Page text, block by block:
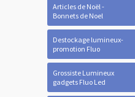
Articles de Noël -
Bonnets de Noel
Destockage lumineux-
promotion Fluo
Grossiste Lumineux
gadgets Fluo Led